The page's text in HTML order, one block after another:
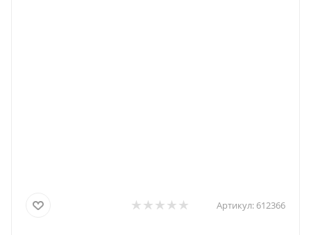
Артикул: 612366